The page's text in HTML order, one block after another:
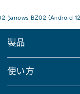
arrows BZ02 (Android
製品
使い方